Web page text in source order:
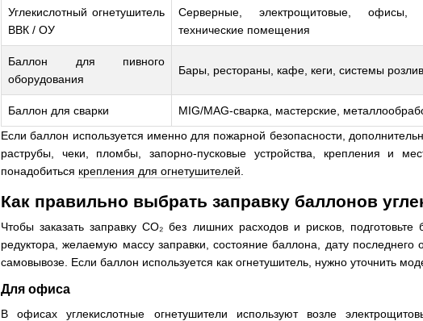
Углекислотный огнетушитель
ВВК / ОУ
Серверные, электрощитовые, офисы,
технические помещения
Баллон для пивного
оборудования
Бары, рестораны, кафе, кеги, системы
Баллон для сварки MIG/MAG-сварка, мастерские,
Если баллон используется именно для пожарной безопасности,
раструбы, чеки, пломбы, запорно-пусковые устройства, крепления и
понадобиться крепления для огнетушителей
Как правильно выбрать заправку баллонов
Чтобы заказать заправку CO₂ без лишних расходов и рисков,
редуктора, желаемую массу заправки, состояние баллона, дату
самовывозе. Если баллон используется как огнетушитель, нужно уточнить
Для офиса
В офисах углекислотные огнетушители используют возле